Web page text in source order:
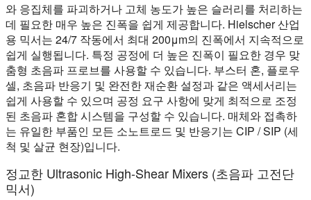
와 응집체를 파괴하거나 고체 농도가 높은 슬러리를 처리하는
데 필요한 매우 높은 진폭을 쉽게 제공합니다. Hielscher 산업
용 믹서는 24/7 작동에서 최대 200μm의 진폭에서 지속적으로
쉽게 실행됩니다. 특정 공정에 더 높은 진폭이 필요한 경우 맞
춤형 초음파 프로브를 사용할 수 있습니다. 부스터 혼, 플로우
셀, 초음파 반응기 및 완전한 재순환 설정과 같은 액세서리는
쉽게 사용할 수 있으며 공정 요구 사항에 맞게 최적으로 조정
된 초음파 혼합 시스템을 구성할 수 있습니다. 매체와 접촉하
는 유일한 부품인 모든 소노트로드 및 반응기는 CIP / SIP (세
척 및 살균 현장)입니다.
정교한 Ultrasonic High-Shear Mixers (초음파 고전단
믹서)